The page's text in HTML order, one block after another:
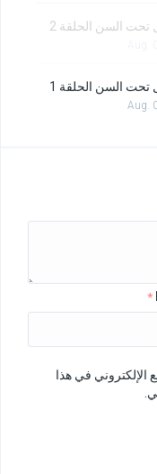
السن الحلقة 2
السن الحلقة 1
Aug.
*
الإلكتروني في هذا